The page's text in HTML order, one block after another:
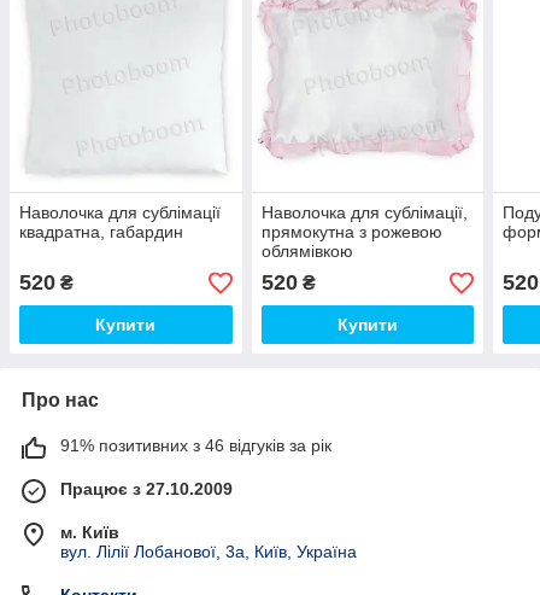
Наволочка для сублімації
квадратна, габардин
520 ₴
Купити
Наволочка для сублімації,
прямокутна з рожевою
облямівкою
520₴
Купити
520
Про нас
91% позитивних з 46 відгуків за рік
Працює з 27.10.2009
м. Київ
вул. Лілії Лобанової, 3а, Київ, Україна